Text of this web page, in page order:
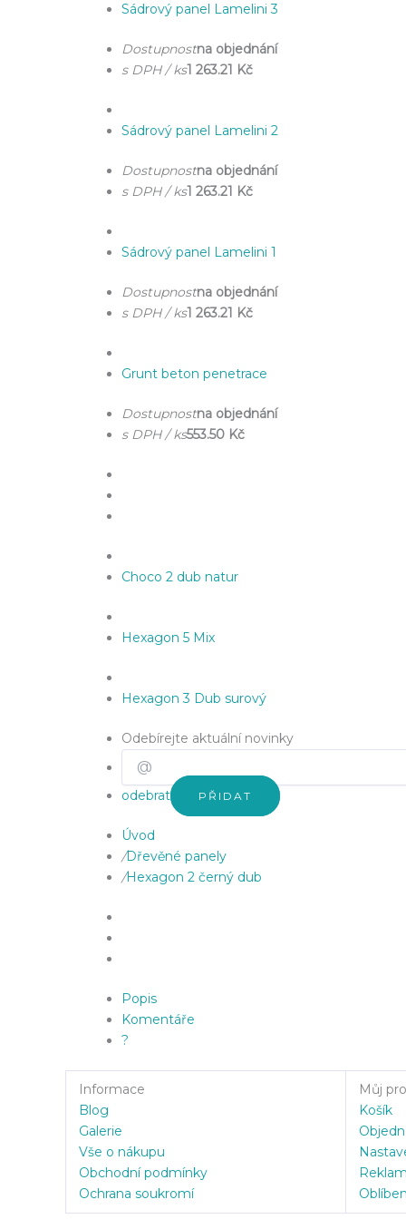
Sádrový panel Lamelini 3
Dostupnostna objednání
s DPH / ks1 263.21 Kč
Sádrový panel Lamelini 2
Dostupnostna objednání
s DPH / ks1 263.21 Kč
Sádrový panel Lamelini 1
Dostupnostna objednání
s DPH / ks1 263.21 Kč
Grunt beton penetrace
Dostupnostna objednání
s DPH / ks553.50 Kč
Choco 2 dub natur
Hexagon 5 Mix
Hexagon 3 Dub surový
Odebírejte aktuální novinky
odebrat PŘIDAT
Úvod
/Dřevěné panely
/Hexagon 2 černý dub
Popis
Komentáře
?
Informace
Blog
Galerie
Vše o nákupu
Obchodní podmínky
Ochrana soukromí
Můj
Košík